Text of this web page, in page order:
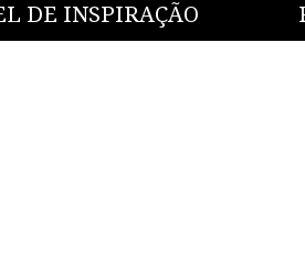
DE INSPIRAÇÃO